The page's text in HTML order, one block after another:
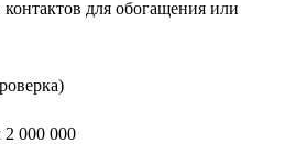
для обогащения или
000 000